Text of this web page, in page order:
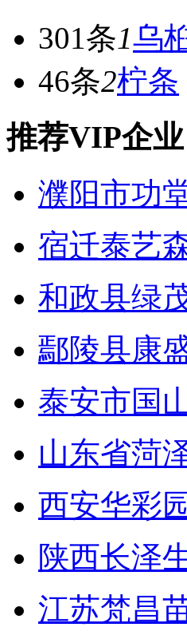
301条1乌
46条2柠条
推荐VIP企业
濮阳市功
宿迁泰艺
和政县绿
鄢陵县康
泰安市国
山东省菏
西安华彩
陕西长泽
江苏梵昌